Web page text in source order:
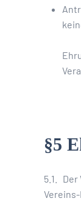
§5
5.1.